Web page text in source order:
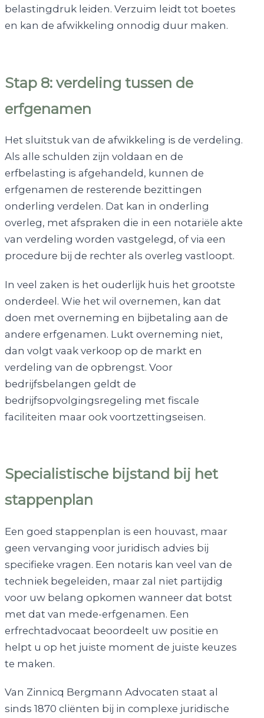
belastingdruk leiden. Verzuim leidt tot boetes
en kan de afwikkeling onnodig duur maken.
Stap 8: verdeling tussen de
erfgenamen
Het sluitstuk van de afwikkeling is de verdeling.
Als alle schulden zijn voldaan en de
erfbelasting is afgehandeld, kunnen de
erfgenamen de resterende bezittingen
onderling verdelen. Dat kan in onderling
overleg, met afspraken die in een notariële akte
van verdeling worden vastgelegd, of via een
procedure bij de rechter als overleg vastloopt.
In veel zaken is het ouderlijk huis het grootste
onderdeel. Wie het wil overnemen, kan dat
doen met overneming en bijbetaling aan de
andere erfgenamen. Lukt overneming niet,
dan volgt vaak verkoop op de markt en
verdeling van de opbrengst. Voor
bedrijfsbelangen geldt de
bedrijfsopvolgingsregeling met fiscale
faciliteiten maar ook voortzettingseisen.
Specialistische bijstand bij het
stappenplan
Een goed stappenplan is een houvast, maar
geen vervanging voor juridisch advies bij
specifieke vragen. Een notaris kan veel van de
techniek begeleiden, maar zal niet partijdig
voor uw belang opkomen wanneer dat botst
met dat van mede-erfgenamen. Een
erfrechtadvocaat beoordeelt uw positie en
helpt u op het juiste moment de juiste keuzes
te maken.
Van Zinnicq Bergmann Advocaten staat al
sinds 1870 cliënten bij in complexe juridische